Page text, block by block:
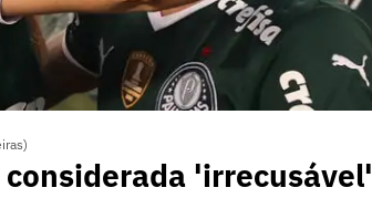
'irrecusável'